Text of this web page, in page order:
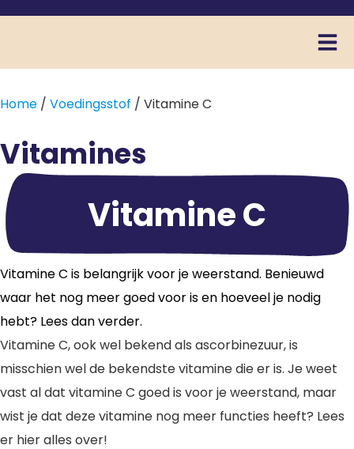
Home / Voedingsstof / Vitamine C
Vitamines
Vitamine C
Vitamine C is belangrijk voor je weerstand. Benieuwd
waar het nog meer goed voor is en hoeveel je nodig
hebt? Lees dan verder.
Vitamine C, ook wel bekend als ascorbinezuur, is
misschien wel de bekendste vitamine die er is. Je weet
vast al dat vitamine C goed is voor je weerstand, maar
wist je dat deze vitamine nog meer functies heeft? Lees
er hier alles over!